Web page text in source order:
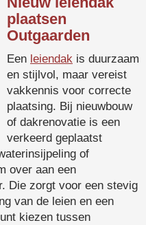
plaatsen
Outgaarden
Een leiendak is duurzaam
en stijlvol, maar vereist
vakkennis voor correcte
plaatsing. Bij nieuwbouw
of dakrenovatie is een
verkeerd geplaatst
of
over aan een
Die zorgt voor een stevig
van de leien en een
kiezen tussen